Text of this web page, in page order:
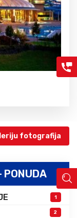
fotografija
PONUDA
1
2